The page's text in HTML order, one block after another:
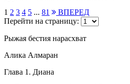
1 2 3 4 5 ... 81
ВПЕРЕД
Перейти на страницу:
Рыжая бестия нарасхват
Алика Алмаран
Глава 1. Диана